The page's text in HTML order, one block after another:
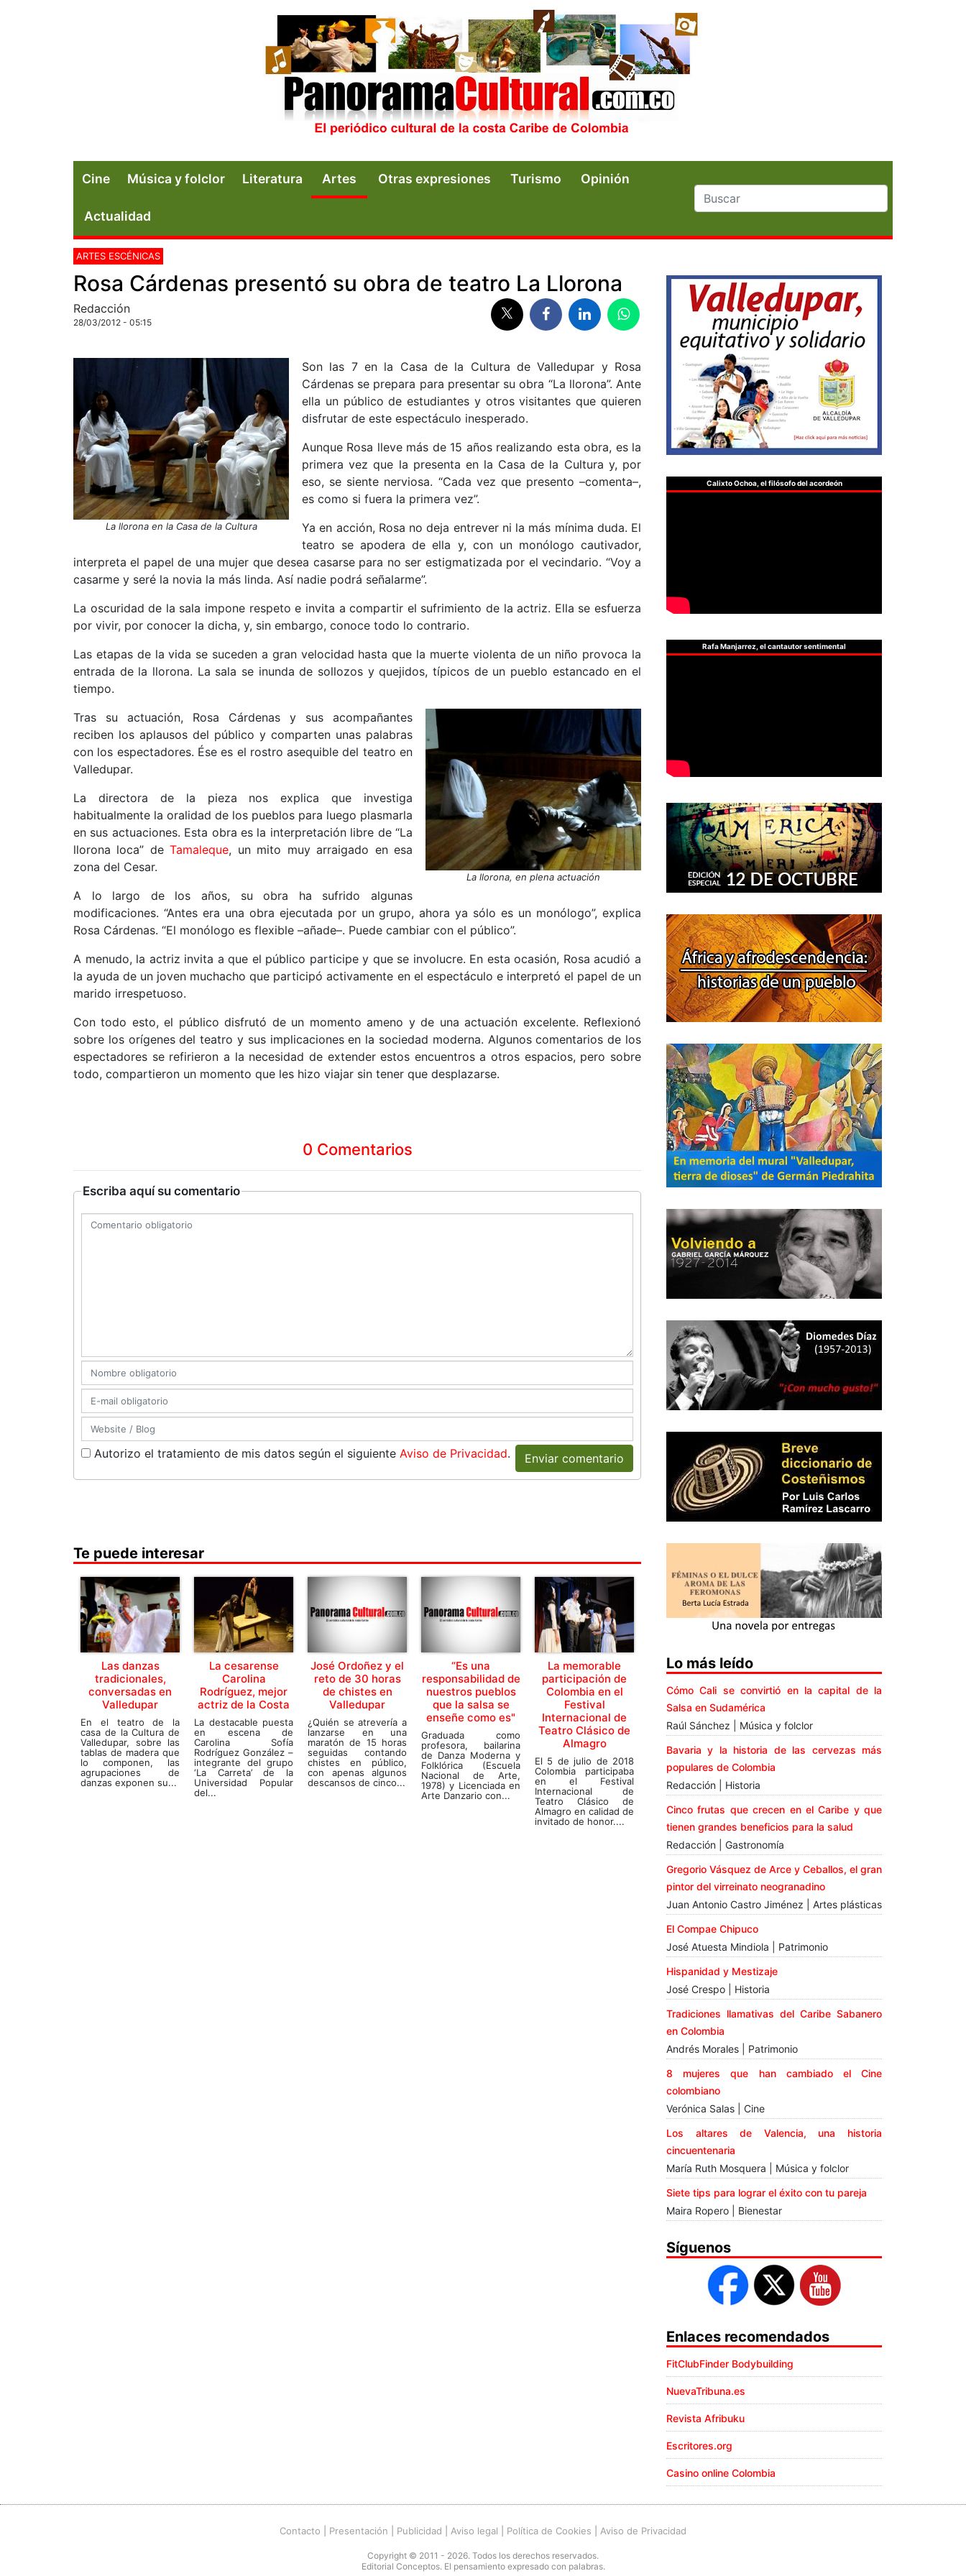
Cine Música y folclor Literatura Artes Otras expresiones Turismo Opinión
Actualidad
ARTES ESCÉNICAS
Rosa Cárdenas presentó su obra de teatro La Llorona
Redacción
28/03/2012 - 05:15
La llorona en la Casa de la Cultura
Son las 7 en la Casa de la Cultura de Valledupar y Rosa
Cárdenas se prepara para presentar su obra “La llorona”. Ante
ella un público de estudiantes y otros visitantes que quieren
disfrutar de este espectáculo inesperado.
Aunque Rosa lleve más de 15 años realizando esta obra, es la
primera vez que la presenta en la Casa de la Cultura y, por
eso, se siente nerviosa. “Cada vez que presento –comenta–,
es como si fuera la primera vez”.
Ya en acción, Rosa no deja entrever ni la más mínima duda. El
teatro se apodera de ella y, con un monólogo cautivador,
interpreta el papel de una mujer que desea casarse para no ser estigmatizada por el vecindario. “Voy a
casarme y seré la novia la más linda. Así nadie podrá señalarme”.
La oscuridad de la sala impone respeto e invita a compartir el sufrimiento de la actriz. Ella se esfuerza
por vivir, por conocer la dicha, y, sin embargo, conoce todo lo contrario.
Las etapas de la vida se suceden a gran velocidad hasta que la muerte violenta de un niño provoca la
entrada de la llorona. La sala se inunda de sollozos y quejidos, típicos de un pueblo estancado en el
tiempo.
La llorona, en plena actuación
Tras su actuación, Rosa Cárdenas y sus acompañantes
reciben los aplausos del público y comparten unas palabras
con los espectadores. Ése es el rostro asequible del teatro en
Valledupar.
La directora de la pieza nos explica que investiga
habitualmente la oralidad de los pueblos para luego plasmarla
en sus actuaciones. Esta obra es la interpretación libre de “La
llorona loca” deTamaleque, un mito muy arraigado en esa
zona del Cesar.
A lo largo de los años, su obra ha sufrido algunas
modificaciones. “Antes era una obra ejecutada por un grupo, ahora ya sólo es un monólogo”, explica
Rosa Cárdenas. “El monólogo es flexible –añade–. Puede cambiar con el público”.
A menudo, la actriz invita a que el público participe y que se involucre. En esta ocasión, Rosa acudió a
la ayuda de un joven muchacho que participó activamente en el espectáculo e interpretó el papel de un
marido irrespetuoso.
Con todo esto, el público disfrutó de un momento ameno y de una actuación excelente. Reflexionó
sobre los orígenes del teatro y sus implicaciones en la sociedad moderna. Algunos comentarios de los
espectadores se refirieron a la necesidad de extender estos encuentros a otros espacios, pero sobre
todo, compartieron un momento que les hizo viajar sin tener que desplazarse.
0 Comentarios
Escriba aquí su comentario
Autorizo el tratamiento de mis datos según el siguiente Aviso de Privacidad. Enviar comentario
Te puede interesar
Las danzas
tradicionales,
conversadas en
Valledupar
En el teatro de la
casa de la Cultura de
Valledupar, sobre las
tablas de madera que
lo componen, las
agrupaciones de
danzas exponen su...
La cesarense
Carolina
Rodríguez, mejor
actriz de la Costa
La destacable puesta
en escena de
Carolina Sofía
Rodríguez González –
integrante del grupo
‘La Carreta’ de la
Universidad Popular
del...
José Ordoñez y el
reto de 30 horas
de chistes en
Valledupar
¿Quién se atrevería a
lanzarse en una
maratón de 15 horas
seguidas contando
chistes en público,
con apenas algunos
descansos de cinco...
“Es una
responsabilidad de
nuestros pueblos
que la salsa se
enseñe como es"
Graduada como
profesora, bailarina
de Danza Moderna y
Folklórica (Escuela
Nacional de Arte,
1978) y Licenciada en
Arte Danzario con...
La memorable
participación de
Colombia en el
Festival
Internacional de
Teatro Clásico de
Almagro
El 5 de julio de 2018
Colombia participaba
en el Festival
Internacional de
Teatro Clásico de
Almagro en calidad de
invitado de honor....
Calixto Ochoa, el filósofo del acordeón
Rafa Manjarrez, el cantautor sentimental
Lo más leído
Cómo Cali se convirtió en la capital de la
Salsa en Sudamérica
Raúl Sánchez | Música y folclor
Bavaria y la historia de las cervezas más
populares de Colombia
Redacción | Historia
Cinco frutas que crecen en el Caribe y que
tienen grandes beneficios para la salud
Redacción | Gastronomía
Gregorio Vásquez de Arce y Ceballos, el gran
pintor del virreinato neogranadino
Juan Antonio Castro Jiménez | Artes plásticas
El Compae Chipuco
José Atuesta Mindiola | Patrimonio
Hispanidad y Mestizaje
José Crespo | Historia
Tradiciones llamativas del Caribe Sabanero
en Colombia
Andrés Morales | Patrimonio
8 mujeres que han cambiado el Cine
colombiano
Verónica Salas | Cine
Los altares de Valencia, una historia
cincuentenaria
María Ruth Mosquera | Música y folclor
Siete tips para lograr el éxito con tu pareja
Maira Ropero | Bienestar
Síguenos
Enlaces recomendados
FitClubFinder Bodybuilding
NuevaTribuna.es
Revista Afribuku
Escritores.org
Casino online Colombia
Contacto Presentación Publicidad Aviso legal Política de Cookies Aviso de Privacidad
Copyright © 2011 - 2026. Todos los derechos reservados.
Editorial Conceptos. El pensamiento expresado con palabras.